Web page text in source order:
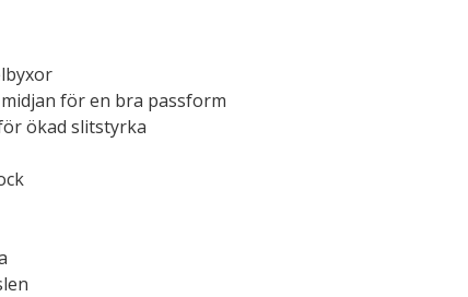
för en bra passform
ökad slitstyrka